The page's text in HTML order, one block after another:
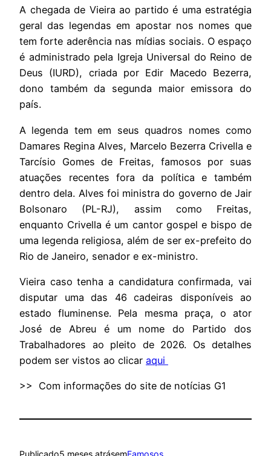
A chegada de Vieira ao partido é uma estratégia
geral das legendas em apostar nos nomes que
tem forte aderência nas mídias sociais. O espaço
é administrado pela Igreja Universal do Reino de
Deus (IURD), criada por Edir Macedo Bezerra,
dono também da segunda maior emissora do
país.
A legenda tem em seus quadros nomes como
Damares Regina Alves, Marcelo Bezerra Crivella e
Tarcísio Gomes de Freitas, famosos por suas
atuações recentes fora da política e também
dentro dela. Alves foi ministra do governo de Jair
Bolsonaro (PL-RJ), assim como Freitas,
enquanto Crivella é um cantor gospel e bispo de
uma legenda religiosa, além de ser ex-prefeito do
Rio de Janeiro, senador e ex-ministro.
Vieira caso tenha a candidatura confirmada, vai
disputar uma das 46 cadeiras disponíveis ao
estado fluminense. Pela mesma praça, o ator
José de Abreu é um nome do Partido dos
Trabalhadores ao pleito de 2026. Os detalhes
podem ser vistos ao clicar aqui
>> Com informações do site de notícias G1
Publicado5 meses atrásemFamosos